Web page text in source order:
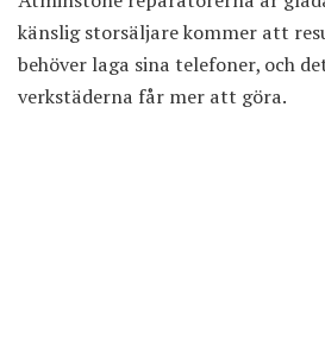
känslig storsäljare kommer att
behöver laga sina telefoner, och
verkstäderna får mer att göra.